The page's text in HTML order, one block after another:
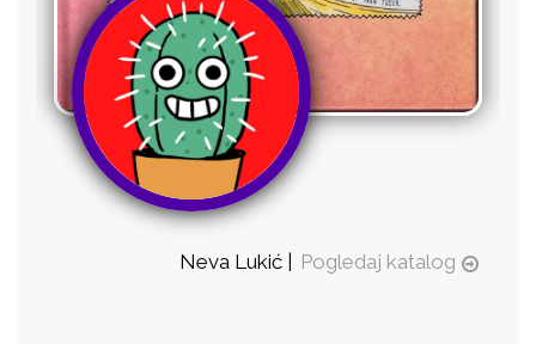
Neva Lukić | Pogledaj katalog